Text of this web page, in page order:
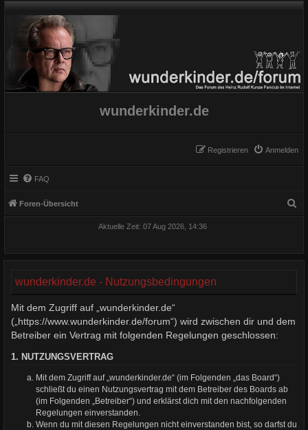
wunderkinder.de
Anmelden
Registrieren
FAQ
Foren-Übersicht
Aktuelle Zeit: 07 Aug 2026, 14:36
wunderkinder.de - Nutzungsbedingungen
Mit dem Zugriff auf „wunderkinder.de“
(„https://www.wunderkinder.de/forum“) wird zwischen dir und dem
Betreiber ein Vertrag mit folgenden Regelungen geschlossen:
1. NUTZUNGSVERTRAG
Mit dem Zugriff auf „wunderkinder.de“ (im Folgenden „das Board“)
schließt du einen Nutzungsvertrag mit dem Betreiber des Boards ab
(im Folgenden „Betreiber“) und erklärst dich mit den nachfolgenden
Regelungen einverstanden.
Wenn du mit diesen Regelungen nicht einverstanden bist, so darfst du